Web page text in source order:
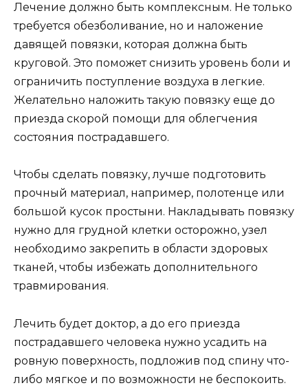
Лечение должно быть комплексным. Не только
требуется обезболивание, но и наложение
давящей повязки, которая должна быть
круговой. Это поможет снизить уровень боли и
ограничить поступление воздуха в легкие.
Желательно наложить такую повязку еще до
приезда скорой помощи для облегчения
состояния пострадавшего.
Чтобы сделать повязку, лучше подготовить
прочный материал, например, полотенце или
большой кусок простыни. Накладывать повязку
нужно для грудной клетки осторожно, узел
необходимо закрепить в области здоровых
тканей, чтобы избежать дополнительного
травмирования.
Лечить будет доктор, а до его приезда
пострадавшего человека нужно усадить на
ровную поверхность, подложив под спину что-
либо мягкое и по возможности не беспокоить.